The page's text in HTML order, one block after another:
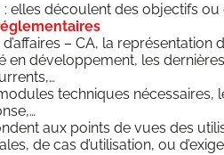
: elles découlent des objec­tifs ou
d’af­faires – CA, la repré­sen­ta­tion
en déve­lop­pe­ment, les
tech­niques néces­saires,
aux points de vues des
de cas d’utilisation, ou